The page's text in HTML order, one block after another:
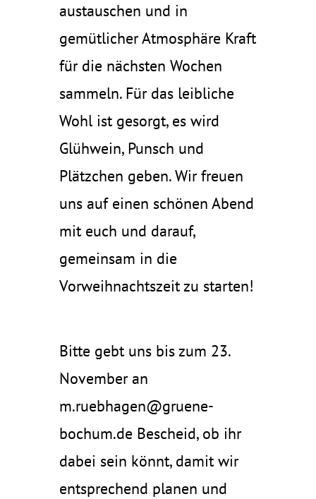
austauschen und in
gemütlicher Atmosphäre Kraft
für die nächsten Wochen
sammeln. Für das leibliche
Wohl ist gesorgt, es wird
Glühwein, Punsch und
Plätzchen geben. Wir freuen
uns auf einen schönen Abend
mit euch und darauf,
gemeinsam in die
Vorweihnachtszeit zu starten!
Bitte gebt uns bis zum 23.
November an
m.ruebhagen@gruene-
bochum.de Bescheid, ob ihr
dabei sein könnt, damit wir
entsprechend planen und